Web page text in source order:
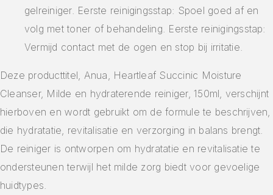
gelreiniger. Eerste reinigingsstap: Spoel goed af en
volg met toner of behandeling. Eerste reinigingsstap:
Vermijd contact met de ogen en stop bij irritatie.
Deze producttitel, Anua, Heartleaf Succinic Moisture
Cleanser, Milde en hydraterende reiniger, 150ml, verschijnt
hierboven en wordt gebruikt om de formule te beschrijven,
die hydratatie, revitalisatie en verzorging in balans brengt.
De reiniger is ontworpen om hydratatie en revitalisatie te
ondersteunen terwijl het milde zorg biedt voor gevoelige
huidtypes.